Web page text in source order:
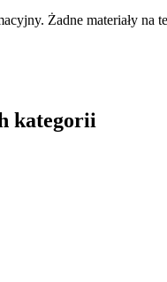
Żadne materiały
kategorii